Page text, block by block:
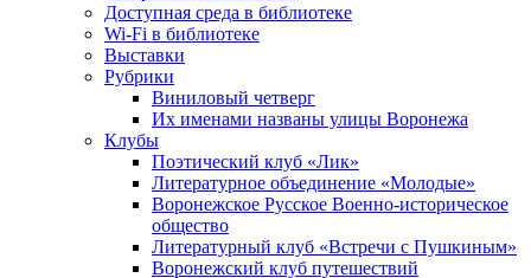
Доступная среда в библиотеке
Wi-Fi в библиотеке
Выставки
Рубрики
Виниловый четверг
Их именами названы улицы Воронежа
Клубы
Поэтический клуб «Лик»
Литературное объединение «Молодые»
Воронежское Русское Военно-историческое
общество
Литературный клуб «Встречи с Пушкиным»
Воронежский клуб путешествий